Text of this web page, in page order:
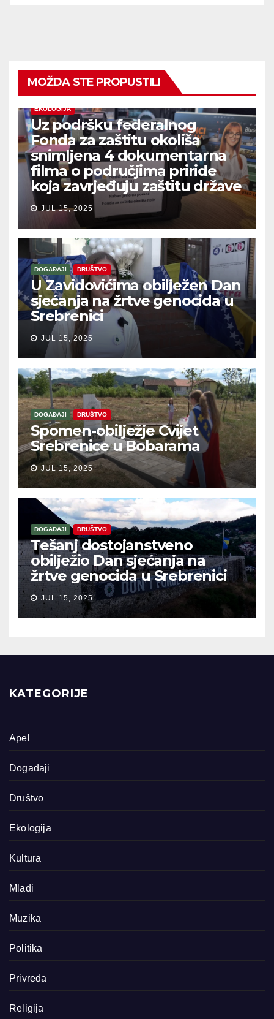
MOŽDA STE PROPUSTILI
EKOLOGIJA
Uz podršku federalnog
Fonda za zaštitu okoliša
snimljena 4 dokumentarna
filma o područjima priride
koja zavrjeđuju zaštitu države
JUL 15, 2025
DOGAĐAJI DRUŠTVO
U Zavidovićima obilježen Dan
sjećanja na žrtve genocida u
Srebrenici
JUL 15, 2025
DOGAĐAJI DRUŠTVO
Spomen-obilježje Cvijet
Srebrenice u Bobarama
JUL 15, 2025
DOGAĐAJI DRUŠTVO
Tešanj dostojanstveno
obilježio Dan sjećanja na
žrtve genocida u Srebrenici
JUL 15, 2025
KATEGORIJE
Apel
Događaji
Društvo
Ekologija
Kultura
Mladi
Muzika
Politika
Privreda
Religija